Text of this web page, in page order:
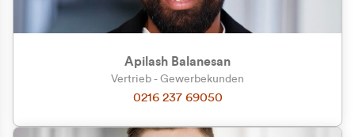
Zu welcher Kundengruppe
gehören Sie?
Apilash Balanesan
Vertrieb - Gewerbekunden
0216 237 69050